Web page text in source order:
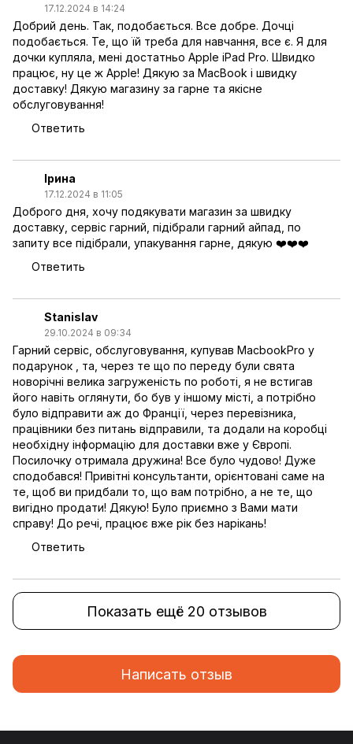
17.12.2024 в 14:24
Добрий день. Так, подобається. Все добре. Дочці
подобається. Те, що їй треба для навчання, все є. Я для
дочки купляла, мені достатньо Apple iPad Pro. Швидко
працює, ну це ж Apple! Дякую за MacBook і швидку
доставку! Дякую магазину за гарне та якісне
обслуговування!
Ответить
Ірина
17.12.2024 в 11:05
Доброго дня, хочу подякувати магазин за швидку
доставку, сервіс гарний, підібрали гарний айпад, по
запиту все підібрали, упакування гарне, дякую ❤️❤️❤️
Ответить
Stanislav
29.10.2024 в 09:34
Гарний сервіс, обслуговування, купував МасbookPro у
подарунок , та, через те що по переду були свята
новорічні велика загруженість по роботі, я не встигав
його навіть оглянути, бо був у іншому місті, а потрібно
було відправити аж до Франції, через перевізника,
працівники без питань відправили, та додали на коробці
необхідну інформацію для доставки вже у Європі.
Посилочку отримала дружина! Все було чудово! Дуже
сподобався! Привітні консультанти, орієнтовані саме на
те, щоб ви придбали то, що вам потрібно, а не те, що
вигідно продати! Дякую! Було приємно з Вами мати
справу! До речі, працює вже рік без нарікань!
Ответить
Показать ещё 20 отзывов
Написать отзыв